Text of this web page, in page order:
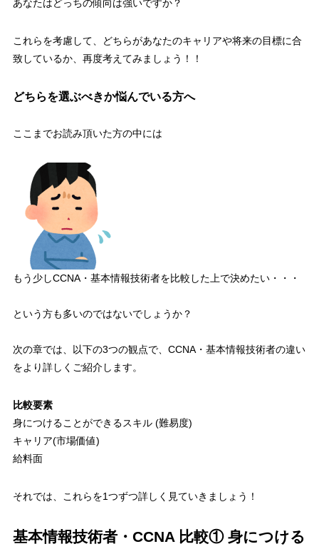
あなたはどっちの傾向は強いですか？
これらを考慮して、
どちらがあなたのキャリアや将来の目標に合
致しているか、再度考えてみましょう！！
どちらを選ぶべきか悩んでいる方へ
ここまでお読み頂いた方の中には
もう少しCCNA・基本情報技術者を比較した上で決めたい・・・
という方も多いのではないでしょうか？
次の章では、 以下の3つの観点で、CCNA・基本情報技術者の違い
をより詳しくご紹介します。
比較要素
身につけることができるスキル (難易度)
キャリア(市場価値)
給料面
それでは、これらを1つずつ詳しく見ていきましょう！
基本情報技術者・CCNA 比較① 身につける